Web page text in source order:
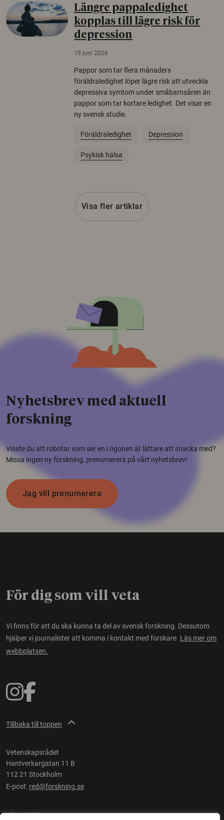
Längre pappaledighet
kopplas till lägre risk för
depression
19 juni 2026
Pappor som tar flera månaders
föräldraledighet löper lägre risk att utveckla
depressiva symtom under småbarnsåren än
pappor som tar kortare ledighet. Det visar en
ny svensk studie.
Föräldraledighet Depression
Psykisk hälsa
Visa fler artiklar
Nyhetsbrev med aktuell
forskning
Visste du att robotar som ser en i ögonen är lättare att snacka med?
Missa ingen ny forskning, prenumerera på vårt nyhetsbrev!
Jag vill prenumerera
För dig som vill veta
Vi finns för att du ska kunna ta del av svensk forskning. Dessutom
hjälper vi journalister att komma i kontakt med forskare. Läs mer om
webbplatsen.
Tillbaka till toppen
Vetenskapsrådet
Hantverkargatan 11 B
112 21 Stockholm
E-post: red@forskning.se
Tillgänglighet